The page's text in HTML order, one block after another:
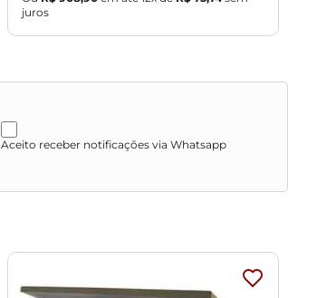
juros
Aceito receber notificações via Whatsapp